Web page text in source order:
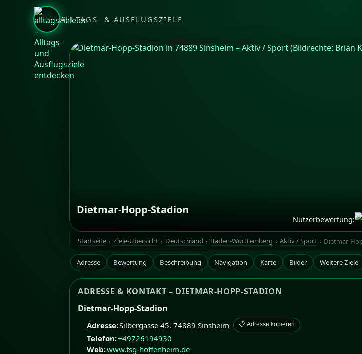
ALLTAGS- & AUSFLUGSZIELE
Bildrechte: Brian Kohn
Dietmar-Hopp-Stadion
Nutzerbewertung:
Startseite Ziele-Übersicht Deutschland Baden-Württemberg Aktiv / Sport Dietmar-
Adresse Bewertung Beschreibung Navigation Karte Bilder Weitere Ziele
ADRESSE & KONTAKT – DIETMAR-HOPP-STADION
Dietmar-Hopp-Stadion
Adresse:Silbergasse 45,74889 Sinsheim 📋 Adresse kopieren
Telefon:+49726194930
Web:www.tsg-hoffenheim.de